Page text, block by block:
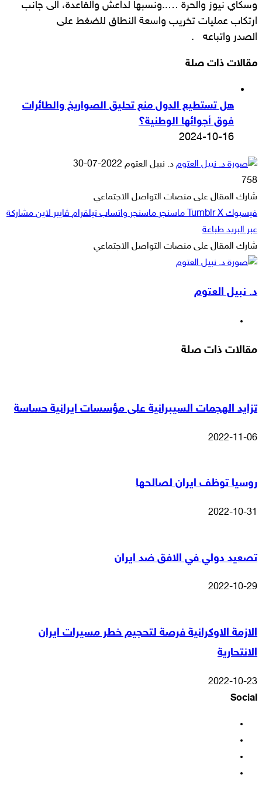
وسكاي نيوز والحرة …..ونسبها لداعش والقاعدة، الى جانب
ارتكاب عمليات تخريب واسعة النطاق للضغط على
الصدر واتباعه .
مقالات ذات صلة
هل تستطيع الدول منع تحليق الصواريخ والطائرات
فوق أجوائها الوطنية؟
2024-10-16
د. نبيل العتوم أرسل
إلكترونيا
2022-07-30
758
شارك المقال على منصات التواصل الاجتماعي
فيسبوك ‫X ماسنجر ماسنجر واتساب تيلقرام ڤايبر لاين مشاركة
عبر البريد طباعة
شارك المقال على منصات التواصل الاجتماعي
فيسبوك
‫X
ماسنجر
ماسنجر
واتساب
تيلقرام
ڤايبر
لاين
مشاركة
البريد
طباعة
د. نبيل العتوم
مقالات ذات صلة
تزايد الهجمات السيبرانية على مؤسسات ايرانية حساسة
2022-11-06
روسيا توظف ايران لصالحها
2022-10-31
تصعيد دولي في الافق ضد ايران
2022-10-29
الازمة الاوكرانية فرصة لتحجيم خطر مسيرات ايران
الانتحارية
2022-10-23
Social